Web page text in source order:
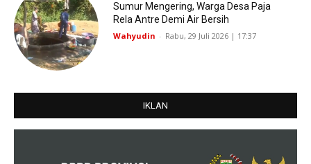
Sumur Mengering, Warga Desa Paja
Rela Antre Demi Air Bersih
Wahyudin - Rabu, 29 Juli 2026 | 17:37
IKLAN